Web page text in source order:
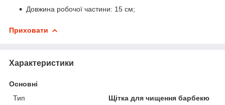
Довжина робочої частини: 15 см;
Приховати
Характеристики
Основні
Тип
Щітка для чищення барбекю